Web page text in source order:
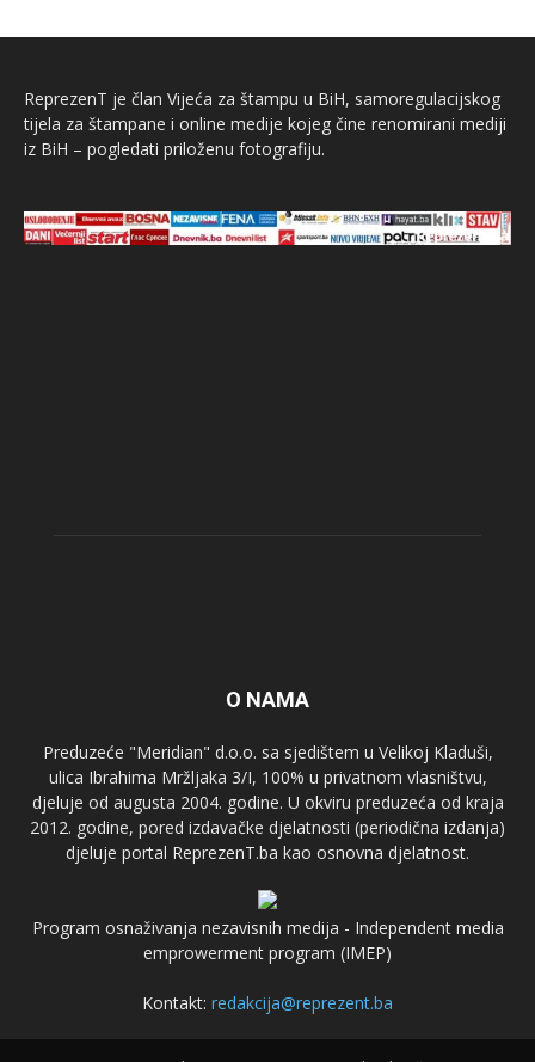
ReprezenT je član Vijeća za štampu u BiH, samoregulacijskog
tijela za štampane i online medije kojeg čine renomirani mediji
iz BiH – pogledati priloženu fotografiju.
O NAMA
Preduzeće "Meridian" d.o.o. sa sjedištem u Velikoj Kladuši,
ulica Ibrahima Mržljaka 3/I, 100% u privatnom vlasništvu,
djeluje od augusta 2004. godine. U okviru preduzeća od kraja
2012. godine, pored izdavačke djelatnosti (periodična izdanja)
djeluje portal ReprezenT.ba kao osnovna djelatnost.
Program osnaživanja nezavisnih medija - Independent media
emprowerment program (IMEP)
Kontakt: redakcija@reprezent.ba